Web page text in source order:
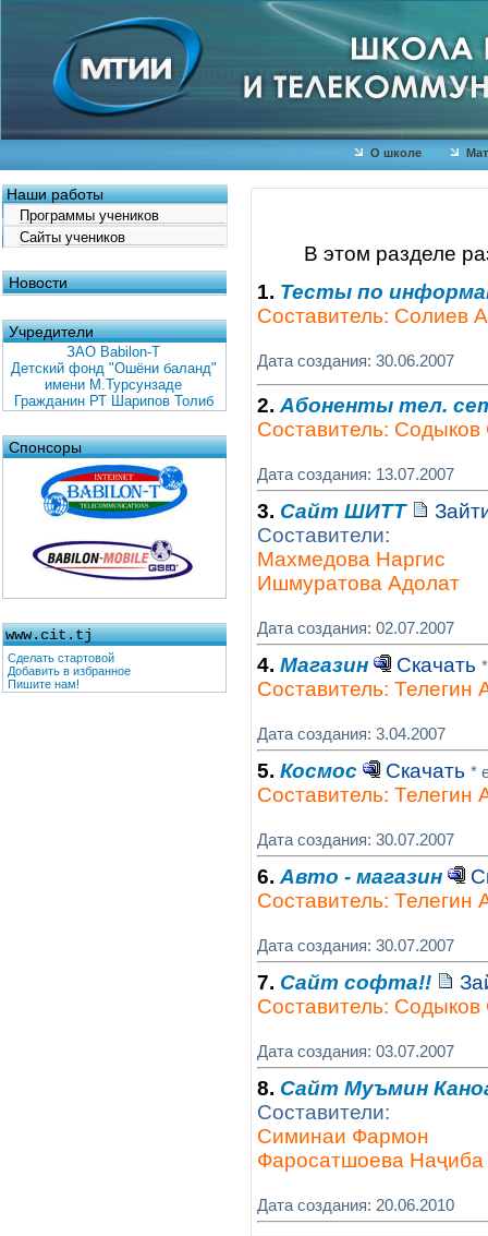
О школе
Наши работы
Программы учеников
Сайты учеников
Новости
Учредители
ЗАО Babilon-T
Детский фонд "Ошёни баланд"
имени М.Турсунзаде
Гражданин РТ Шарипов Толиб
Спонсоры
www.cit.tj
Сделать стартовой
Добавить в избранное
Пишите нам!
В этом разделе
1. Тесты по
Составитель: Солиев
Дата создания: 30.06.2007
2. Абоненты тел.
Составитель: Содыков
Дата создания: 13.07.2007
3. Сайт ШИТТ
Составители:
Махмедова Наргис
Ишмуратова Адолат
Дата создания: 02.07.2007
4. Магазин Скачать
Составитель: Телегин
Дата создания: 3.04.2007
5. Космос Скачать *
Составитель: Телегин
Дата создания: 30.07.2007
6. Авто - магазин
Составитель: Телегин
Дата создания: 30.07.2007
7. Cайт софта!!
Составитель: Содыков
Дата создания: 03.07.2007
8. Сайт Муъмин
Составители:
Симинаи Фармон
Фаросатшоева Наҷиба
Дата создания: 20.06.2010